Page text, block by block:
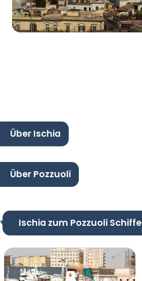
Über Ischia
Über Pozzuoli
Ischia zum Pozzuoli Schiffe